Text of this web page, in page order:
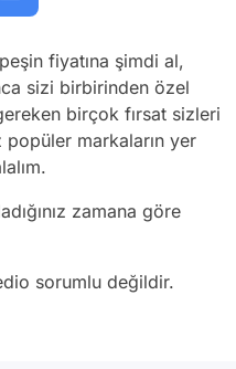
fiyatına şimdi al,
sizi birbirinden özel
birçok fırsat sizleri
markaların yer
zamana göre
sorumlu değildir.